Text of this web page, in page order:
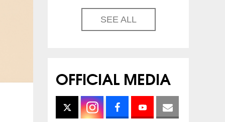
SEE ALL
OFFICIAL MEDIA